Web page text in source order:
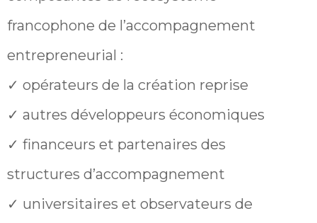
francophone de l’accompagnement
entrepreneurial :
✓ opérateurs de la création reprise
✓ autres développeurs économiques
✓ financeurs et partenaires des
structures d’accompagnement
✓ universitaires et observateurs de